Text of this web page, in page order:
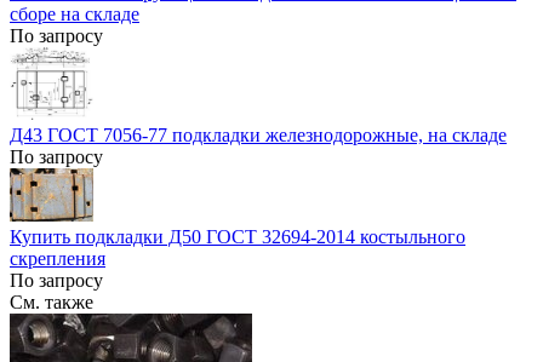
сборе на складе
По запросу
Д43 ГОСТ 7056-77 подкладки железнодорожные, на складе
По запросу
Купить подкладки Д50 ГОСТ 32694-2014 костыльного
скрепления
По запросу
См. также